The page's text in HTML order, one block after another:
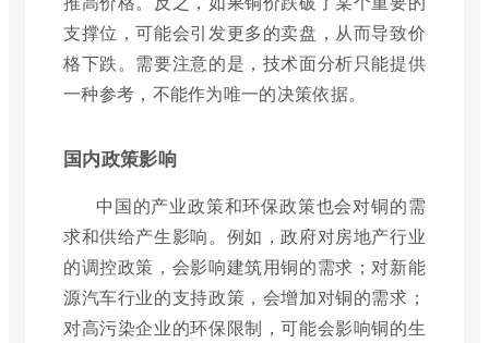
支撑位，可能会引发更多的卖盘，从而导致价
格下跌。需要注意的是，技术面分析只能提供
一种参考，不能作为唯一的决策依据。
国内政策影响
中国的产业政策和环保政策也会对铜的需
求和供给产生影响。例如，政府对房地产行业
的调控政策，会影响建筑用铜的需求；对新能
源汽车行业的支持政策，会增加对铜的需求；
对高污染企业的环保限制，可能会影响铜的生